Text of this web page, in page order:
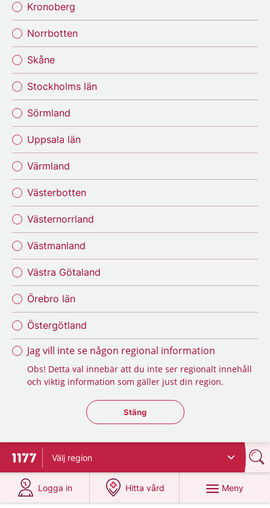
Kronoberg
Norrbotten
Skåne
Stockholms län
Sörmland
Uppsala län
Värmland
Västerbotten
Västernorrland
Västmanland
Västra Götaland
Örebro län
Östergötland
Jag vill inte se någon regional information
Obs! Detta val innebär att du inte ser regionalt innehåll
och viktig information som gäller just din region.
Stäng regionsväljaren
Stäng
Till startsidan för 1177
Välj region
Logga in
på 1177.se
Hitta vård
på 1177.se
Meny